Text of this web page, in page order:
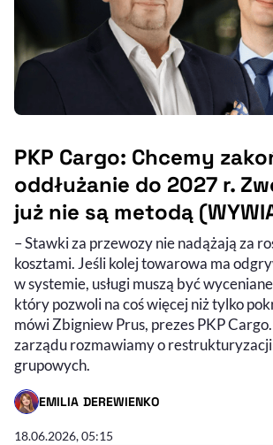
PKP Cargo: Chcemy
oddłużanie do 2027 r.
już nie są metodą
– Stawki za przewozy nie nadążają za
kosztami. Jeśli kolej towarowa ma
w systemie, usługi muszą być
który pozwoli na coś więcej niż tylko
mówi Zbigniew Prus, prezes PKP
zarządu rozmawiamy o
grupowych.
EMILIA DEREWIENKO
- AUTOR ARTYKUŁU - PROFIL
18.06.2026, 05:15